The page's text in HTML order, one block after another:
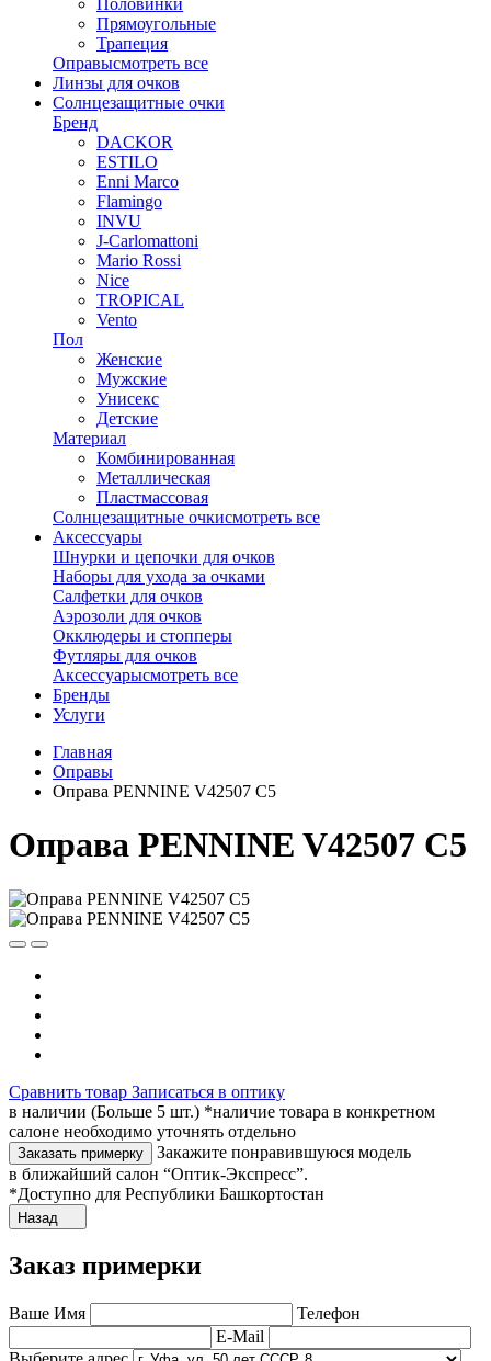
Прямоугольные
Трапеция
Оправысмотреть все
Линзы для очков
Солнцезащитные очки
Бренд
DACKOR
ESTILO
Enni Marco
Flamingo
INVU
J-Carlomattoni
Mario Rossi
Nice
TROPICAL
Vento
Пол
Женские
Мужские
Унисекс
Детские
Материал
Комбинированная
Металлическая
Пластмассовая
Солнцезащитные очкисмотреть все
Аксессуары
Шнурки и цепочки для очков
Наборы для ухода за очками
Салфетки для очков
Аэрозоли для очков
Окклюдеры и стопперы
Футляры для очков
Аксессуарысмотреть все
Бренды
Услуги
Главная
Оправы
Оправа PENNINE V42507 C5
Оправа PENNINE V42507 C5
Сравнить товар Записаться в оптику
в наличии (Больше 5 шт.) *наличие товара в конкретном
салоне необходимо уточнять отдельно
Заказать примерку
Закажите понравившуюся модель
в ближайший салон “Оптик-Экспресс”.
*Доступно для Республики Башкортостан
Назад
Заказ примерки
Ваше Имя
Телефон
E-Mail